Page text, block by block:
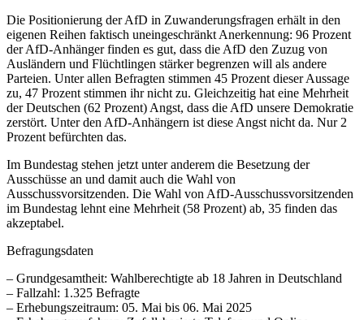
Die Positionierung der AfD in Zuwanderungsfragen erhält in den
eigenen Reihen faktisch uneingeschränkt Anerkennung: 96 Prozent
der AfD-Anhänger finden es gut, dass die AfD den Zuzug von
Ausländern und Flüchtlingen stärker begrenzen will als andere
Parteien. Unter allen Befragten stimmen 45 Prozent dieser Aussage
zu, 47 Prozent stimmen ihr nicht zu. Gleichzeitig hat eine Mehrheit
der Deutschen (62 Prozent) Angst, dass die AfD unsere Demokratie
zerstört. Unter den AfD-Anhängern ist diese Angst nicht da. Nur 2
Prozent befürchten das.
Im Bundestag stehen jetzt unter anderem die Besetzung der
Ausschüsse an und damit auch die Wahl von
Ausschussvorsitzenden. Die Wahl von AfD-Ausschussvorsitzenden
im Bundestag lehnt eine Mehrheit (58 Prozent) ab, 35 finden das
akzeptabel.
Befragungsdaten
– Grundgesamtheit: Wahlberechtigte ab 18 Jahren in Deutschland
– Fallzahl: 1.325 Befragte
– Erhebungszeitraum: 05. Mai bis 06. Mai 2025